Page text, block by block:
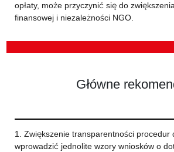
opłaty, może przyczynić się do
finansowej i niezależności NGO.
Główne
1. Zwiększenie transparentności procedur
wprowadzić jednolite wzory wniosków o